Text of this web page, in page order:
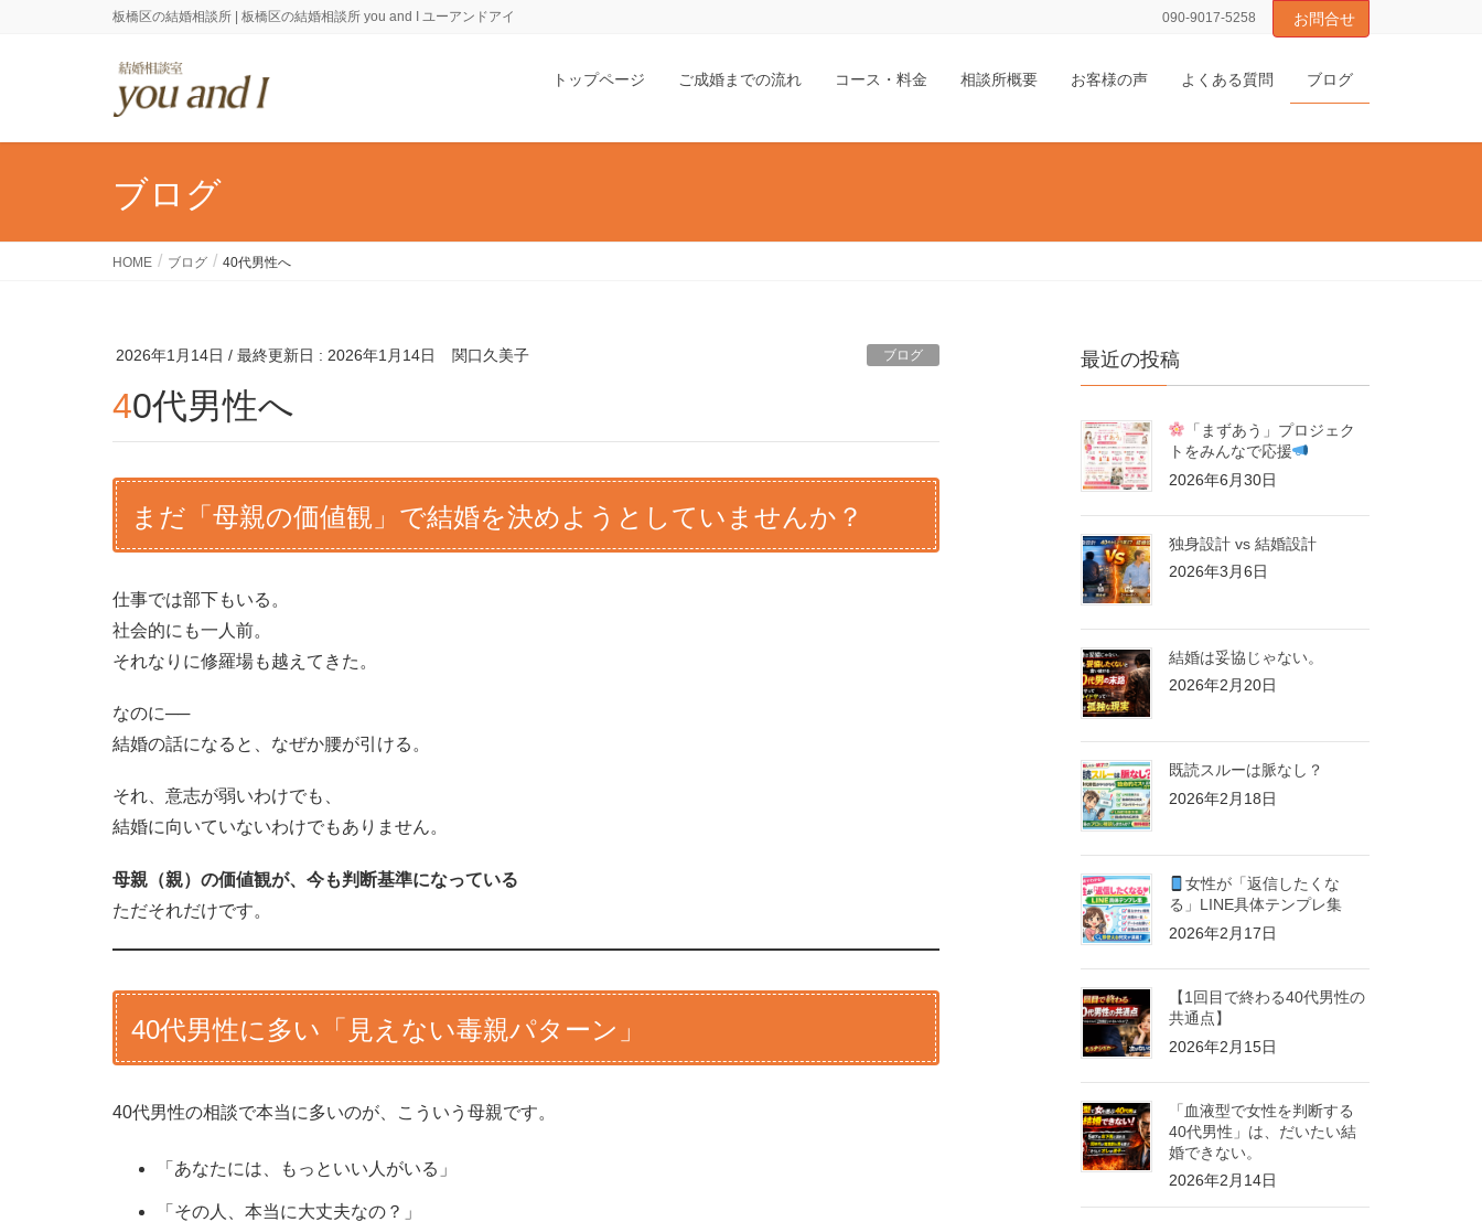
板橋区の結婚相談所 | 板橋区の結婚相談所 you and I ユーアンドアイ 090-9017-5258 お問合せ
トップページ ご成婚までの流れ コース・料金 相談所概要 お客様の声 よくある質問 ブログ
ブログ
HOME ブログ 40代男性へ
2026年1月14日 / 最終更新日 : 2026年1月14日 関口久美子 ブログ
40代男性へ
まだ「母親の価値観」で結婚を決めようとしていませんか？
仕事では部下もいる。
社会的にも一人前。
それなりに修羅場も越えてきた。
なのに──
結婚の話になると、なぜか腰が引ける。
それ、意志が弱いわけでも、
結婚に向いていないわけでもありません。
母親（親）の価値観が、今も判断基準になっている
ただそれだけです。
40代男性に多い「見えない毒親パターン」
40代男性の相談で本当に多いのが、こういう母親です。
「あなたには、もっといい人がいる」
「その人、本当に大丈夫なの？」
最近の投稿
「まずあう」プロジェク
トをみんなで応援
2026年6月30日
独身設計 vs 結婚設計
2026年3月6日
結婚は妥協じゃない。
2026年2月20日
既読スルーは脈なし？
2026年2月18日
女性が「返信したくな
る」LINE具体テンプレ集
2026年2月17日
【1回目で終わる40代男性の
共通点】
2026年2月15日
「血液型で女性を判断する
40代男性」は、だいたい結
婚できない。
2026年2月14日